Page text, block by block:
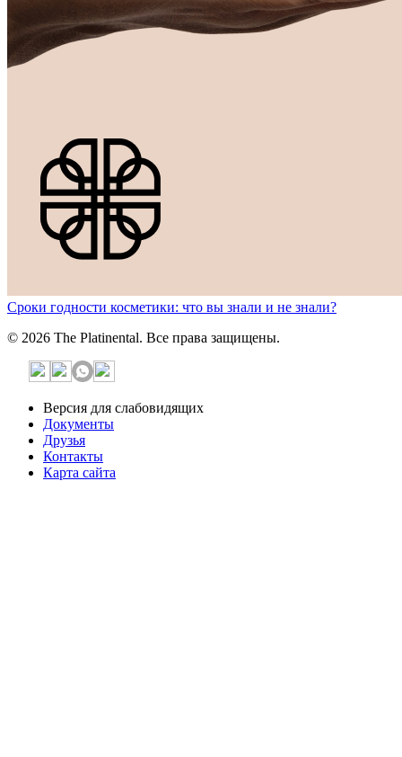
Сроки годности косметики: что вы знали и не знали?
© 2026 The Platinental. Все права защищены.
Версия для слабовидящих
Документы
Друзья
Контакты
Карта сайта